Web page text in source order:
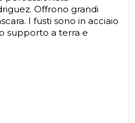
Offrono grandi
I fusti sono in acciaio
supporto a terra e